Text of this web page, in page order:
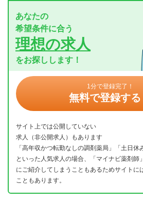
あなたの
希望条件に合う
理想の求人
をお探しします！
1分で登録完了！
無料で登録する
サイト上では公開していない
求人（非公開求人）もあります
「高年収かつ転勤なしの調剤薬局」「土日休
といった人気求人の場合、「マイナビ薬剤師
にご紹介してしまうこともあるためサイトに
こともあります。